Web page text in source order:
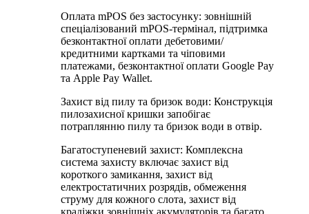
Оплата mPOS без застосунку: зовнішній
спеціалізований mPOS-термінал, підтримка
безконтактної оплати дебетовими/
кредитними картками та чіповими
платежами, безконтактної оплати Google Pay
та Apple Pay Wallet.
Захист від пилу та бризок води: Конструкція
пилозахисної кришки запобігає
потраплянню пилу та бризок води в отвір.
Багатоступеневий захист: Комплексна
система захисту включає захист від
короткого замикання, захист від
електростатичних розрядів, обмеження
струму для кожного слота, захист від